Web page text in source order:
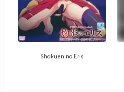
Shakuen no Eris